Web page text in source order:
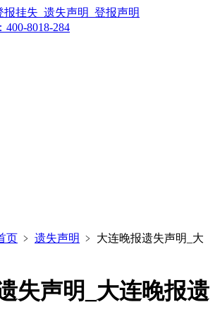
挂失_遗失声明_登报声明
400-8018-284
页 ﹥ 遗失声明 ﹥ 大连晚报遗失声明_大
失声明_大连晚报遗